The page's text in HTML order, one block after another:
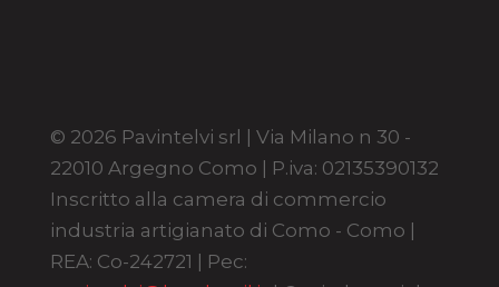
© 2026 Pavintelvi srl | Via Milano n 30 -
22010 Argegno Como | P.iva: 02135390132
Inscritto alla camera di commercio
industria artigianato di Como - Como |
REA: Co-242721 | Pec: